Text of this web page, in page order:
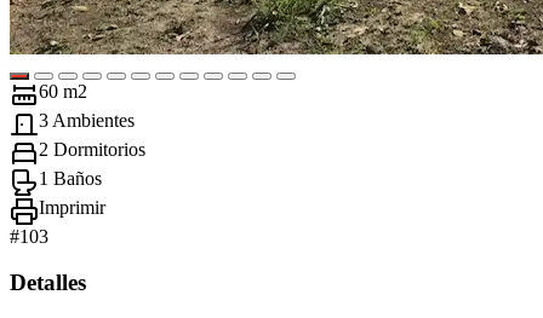
60 m2
3 Ambientes
2 Dormitorios
1 Baños
Imprimir
#103
Detalles